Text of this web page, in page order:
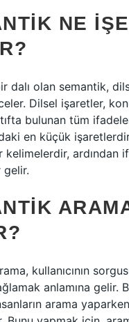
NE IŞE
dalı olan semantik,
Dilsel işaretler,
bulunan tüm
en küçük
kelimelerdir, ardından
gelir.
kullanıcının
anlamına gelir.
arama